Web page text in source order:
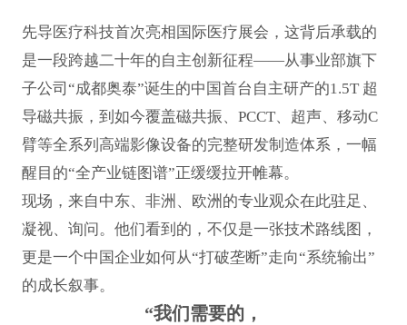
先导医疗科技首次亮相国际医疗展会，这背后承载的
是一段跨越二十年的自主创新征程——从事业部旗下
子公司“成都奥泰”诞生的中国首台自主研产的1.5T 超
导磁共振，到如今覆盖磁共振、PCCT、超声、移动C
臂等全系列高端影像设备的完整研发制造体系，一幅
醒目的“全产业链图谱”正缓缓拉开帷幕。
现场，来自中东、非洲、欧洲的专业观众在此驻足、
凝视、询问。他们看到的，不仅是一张技术路线图，
更是一个中国企业如何从“打破垄断”走向“系统输出”
的成长叙事。
“我们需要的，